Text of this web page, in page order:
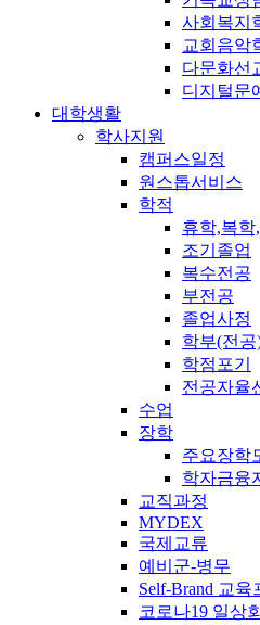
사회복지
교회음악
다문화선
디지털문
대학생활
학사지원
캠퍼스일정
원스톱서비스
학적
휴학,복학
조기졸업
복수전공
부전공
졸업사정
학부(전공
학점포기
전공자율
수업
장학
주요장학
학자금융
교직과정
MYDEX
국제교류
예비군-병무
Self-Brand 교육
코로나19 일상